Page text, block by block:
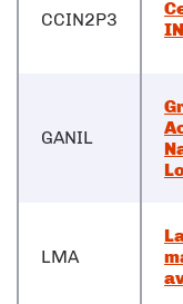
CCIN2P3
GANIL
LMA